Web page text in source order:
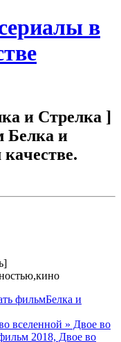
в
и Стрелка ]
Белка и
фильмБелка и
вселенной » Двое во
2018, Двое во